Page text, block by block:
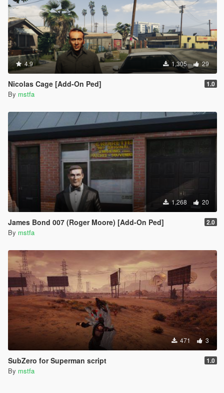
4.9 1,305 29
Nicolas Cage [Add-On Ped] 1.0
By mstfa
1,268 20
James Bond 007 (Roger Moore) [Add-On Ped] 2.0
By mstfa
471 3
SubZero for Superman script 1.0
By mstfa